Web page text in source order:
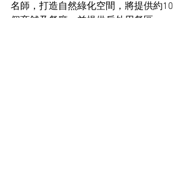
名師，打造自然綠化空間，將提供約10
個商舖及餐廳，並提供戶外用餐區。